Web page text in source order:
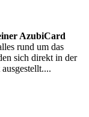
AzubiCard
rund um das
sich direkt in der